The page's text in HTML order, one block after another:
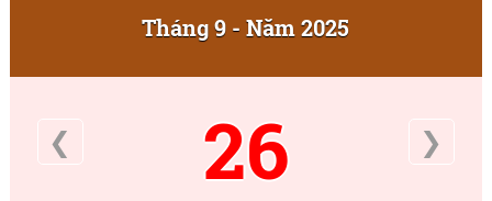
Tháng 9 - Năm 2025
❮ 26 ❯